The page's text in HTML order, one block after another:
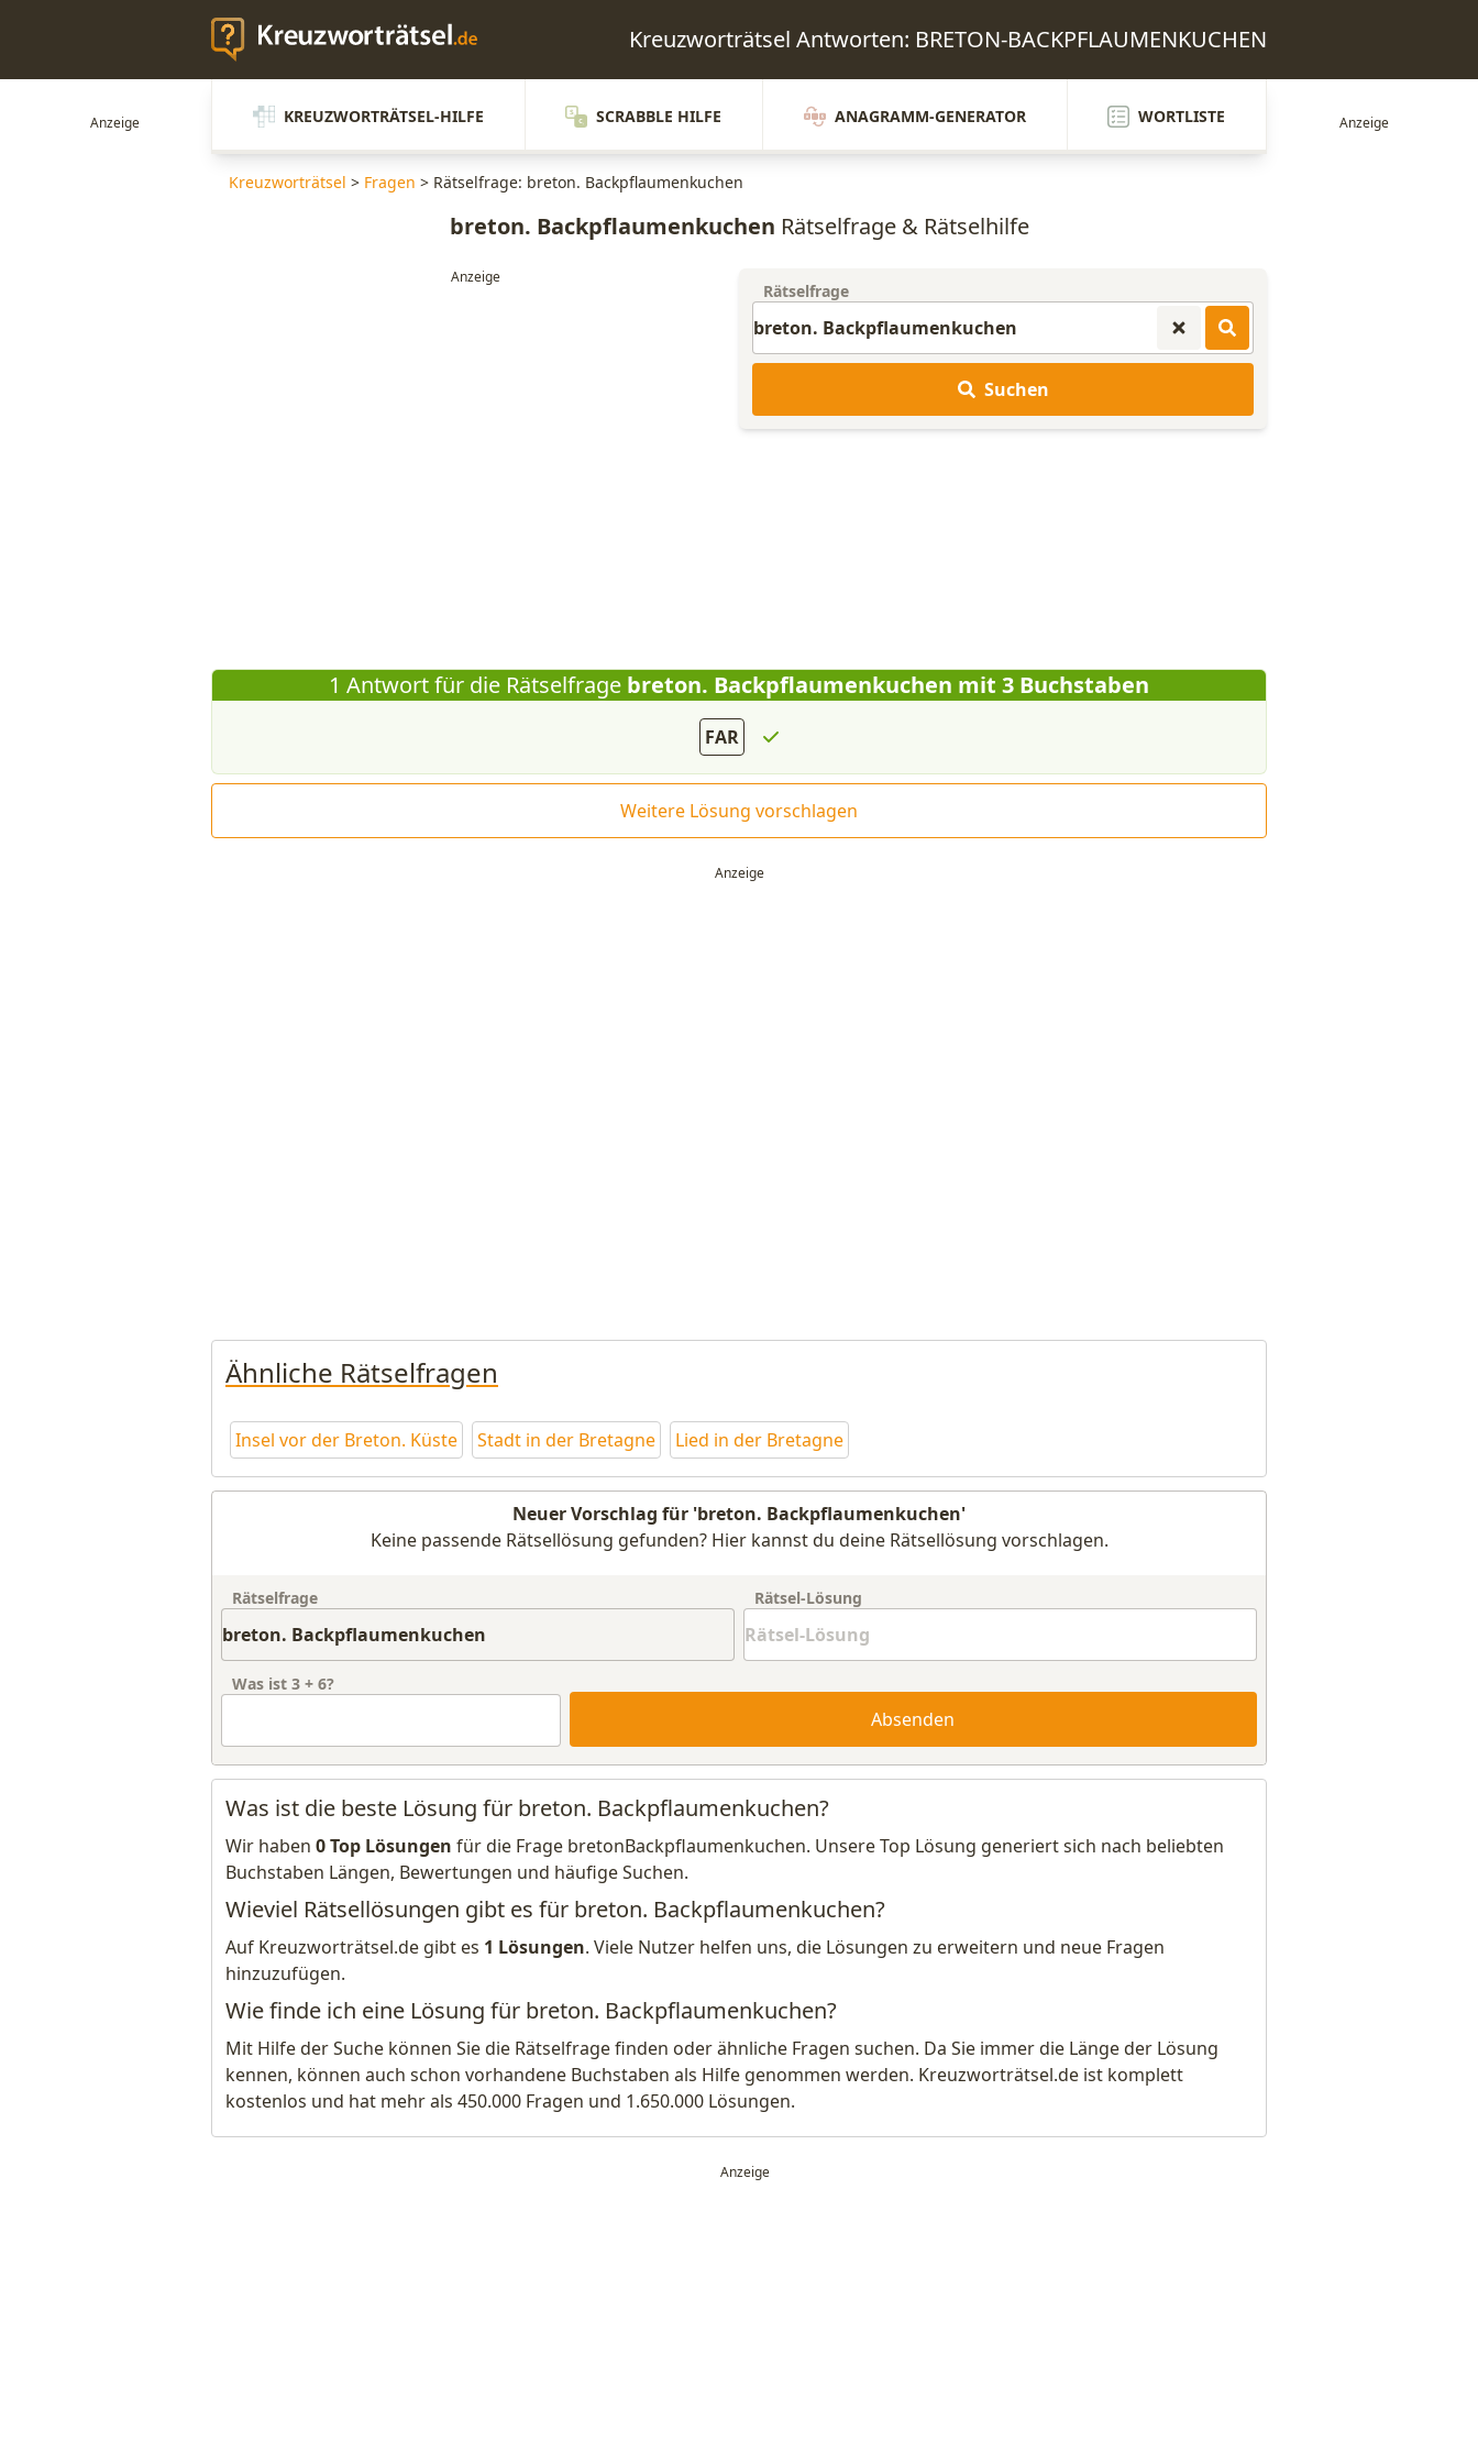
Kreuzworträtsel Antworten: BRETON-BACKPFLAUMENKUCHEN
KREUZWORTRÄTSEL-HILFE SCRABBLE HILFE ANAGRAMM-GENERATOR WORTLISTE
Kreuzworträtsel > Fragen > Rätselfrage: breton. Backpflaumenkuchen
breton. Backpflaumenkuchen Rätselfrage & Rätselhilfe
Rätselfrage
Suchen
1 Antwort für die Rätselfrage breton. Backpflaumenkuchen mit 3 Buchstaben
FAR
Weitere Lösung vorschlagen
Ähnliche Rätselfragen
Insel vor der Breton. Küste Stadt in der Bretagne Lied in der Bretagne
Neuer Vorschlag für 'breton. Backpflaumenkuchen'
Keine passende Rätsellösung gefunden? Hier kannst du deine Rätsellösung vorschlagen.
Rätselfrage Rätsel-Lösung
Was ist 3 + 6?
Absenden
Was ist die beste Lösung für breton. Backpflaumenkuchen?
Wir haben 0 Top Lösungen für die Frage bretonBackpflaumenkuchen. Unsere Top Lösung generiert sich nach beliebten
Buchstaben Längen, Bewertungen und häufige Suchen.
Wieviel Rätsellösungen gibt es für breton. Backpflaumenkuchen?
Auf Kreuzworträtsel.de gibt es 1 Lösungen. Viele Nutzer helfen uns, die Lösungen zu erweitern und neue Fragen
hinzuzufügen.
Wie finde ich eine Lösung für breton. Backpflaumenkuchen?
Mit Hilfe der Suche können Sie die Rätselfrage finden oder ähnliche Fragen suchen. Da Sie immer die Länge der Lösung
kennen, können auch schon vorhandene Buchstaben als Hilfe genommen werden. Kreuzworträtsel.de ist komplett
kostenlos und hat mehr als 450.000 Fragen und 1.650.000 Lösungen.